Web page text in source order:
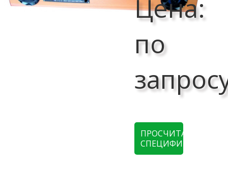
Цена:
по
ПРОСЧИТАТЬ
СПЕЦИФИКАЦИЮ